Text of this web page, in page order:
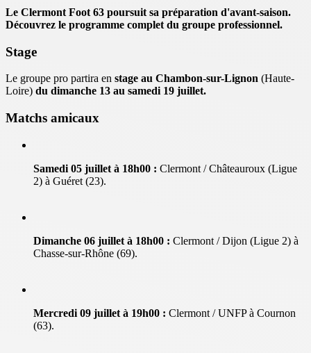
Le Clermont Foot 63 poursuit sa préparation d'avant-saison.
Découvrez le programme complet du groupe professionnel.
Stage
Le groupe pro partira en stage au Chambon-sur-Lignon (Haute-
Loire) du dimanche 13 au samedi 19 juillet.
Matchs amicaux
Samedi 05 juillet à 18h00 : Clermont / Châteauroux (Ligue
2) à Guéret (23).
Dimanche 06 juillet à 18h00 : Clermont / Dijon (Ligue 2) à
Chasse-sur-Rhône (69).
Mercredi 09 juillet à 19h00 : Clermont / UNFP à Cournon
(63).